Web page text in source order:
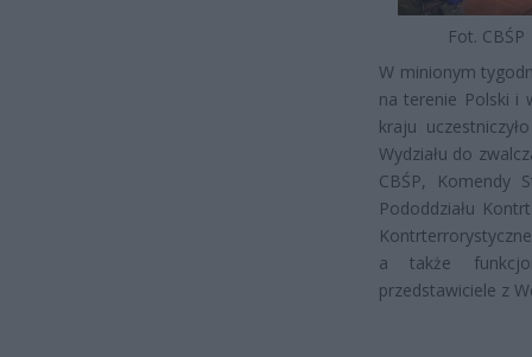
Fot. CBŚP
W minionym
na terenie Polski i
kraju
Wydziału do
CBŚP, Komendy
Pododdziału
a także
przedstawiciele z